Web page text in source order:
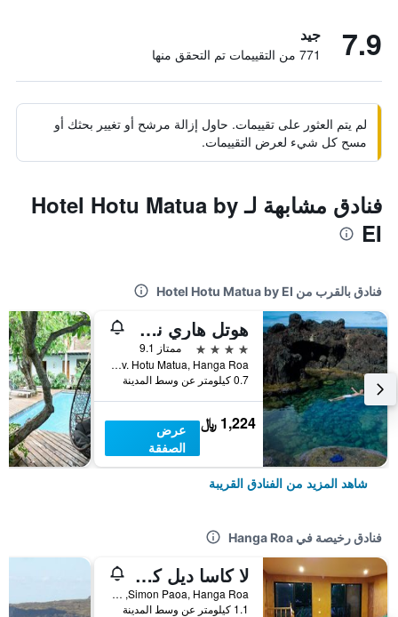
7.9 جيد
771 من التقييمات تم التحقق منها
لم يتم العثور على تقييمات. حاول إزالة مرشح أو تغيير بحثك أو
مسح كل شيء لعرض التقييمات.
فنادق مشابهة لـ Hotel Hotu Matua by
EI
فنادق بالقرب من Hotel Hotu Matua by EI
هوتل هاري نوي رابا نوي
4 نجوم
ممتاز 9.1
Av. Hotu Matua, Hanga Roa, شيلي
0.7 كيلومتر عن وسط المدينة
1,224 ﷼
عرض
الصفقة
شاهد المزيد من الفنادق القريبة
فنادق رخيصة في Hanga Roa
لا كاسا ديل كوري - دار ضيافة
Simon Paoa, Hanga Roa, شيلي
1.1 كيلومتر عن وسط المدينة